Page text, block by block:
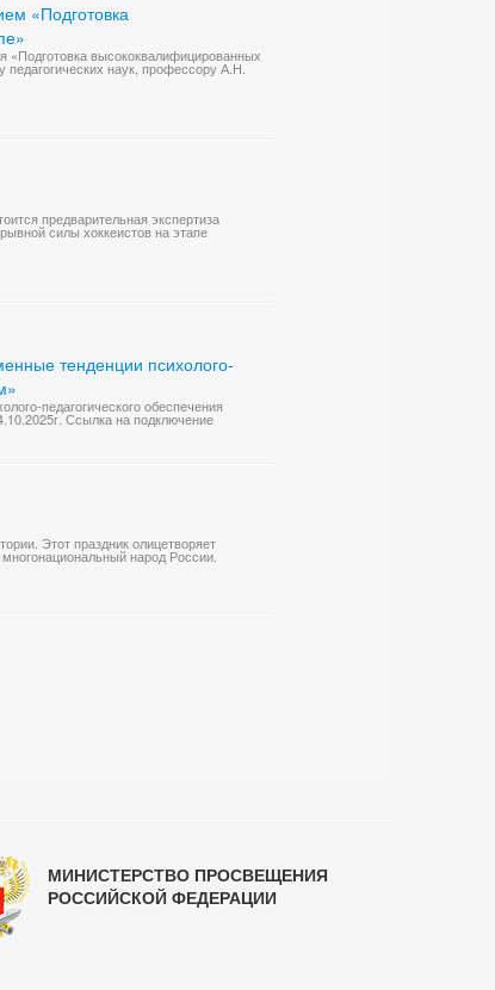
«Подготовка
«Подготовка высококвалифицированных
наук, профессору А.Н.
предварительная экспертиза
силы хоккеистов на этапе
тенденции психолого-
педагогического обеспечения
Ссылка на подключение
Этот праздник олицетворяет
народ России.
МИНИСТЕРСТВО ПРОСВЕЩЕНИЯ
РОССИЙСКОЙ ФЕДЕРАЦИИ